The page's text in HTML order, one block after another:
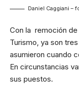
Daniel Caggiani –
Con la remoción de
Turismo, ya son
asumieron cuando
En circunstancias
sus puestos.